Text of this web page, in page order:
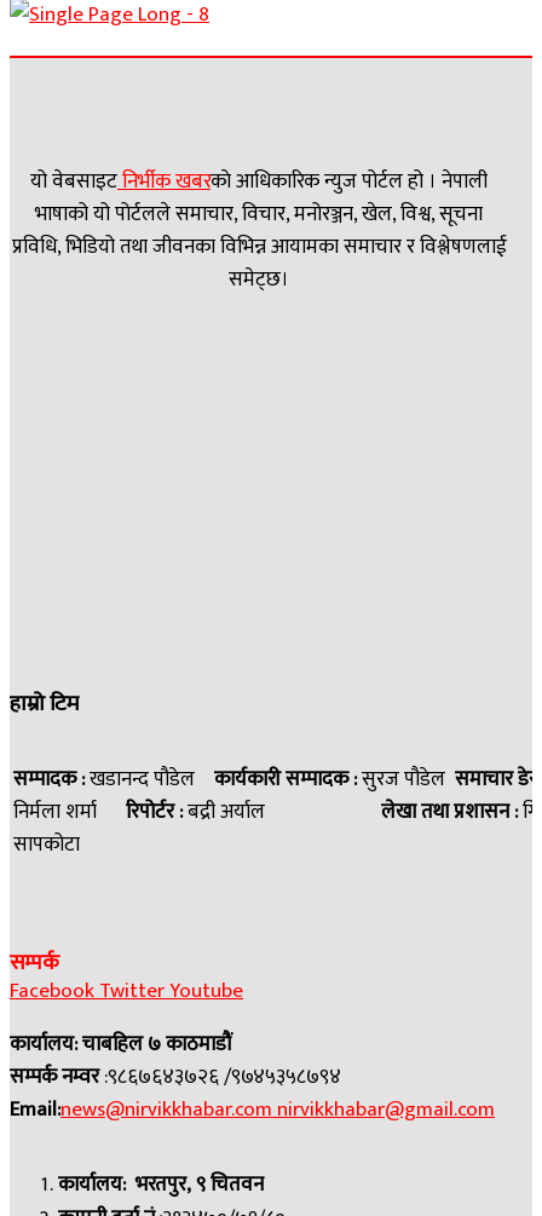
यो वेबसाइटनिर्भीक खबरकाे आधिकारिक न्युज पोर्टल हो । नेपाली
भाषाको यो पोर्टलले समाचार, विचार, मनोरञ्जन, खेल, विश्व, सूचना
प्रविधि, भिडियो तथा जीवनका विभिन्न आयामका समाचार र विश्लेषणलाई
समेट्छ।
हाम्रो टिम
सम्पादक :खडानन्द पौडेल कार्यकारी सम्पादक :सुरज पौडेल समाचार
निर्मला शर्मा रिपोर्टर :बद्री अर्याल लेखा तथा प्रशासन :
सापकोटा
सम्पर्क
FacebookTwitterYoutube
कार्यालय: चाबहिल ७ काठमाडौं
सम्पर्क नम्वर:९८६७६४३७२६ /९७४५३५८७९४
Email:news@nirvikkhabar.comnirvikkhabar@gmail.com
कार्यालय: भरतपुर, ९ चितवन